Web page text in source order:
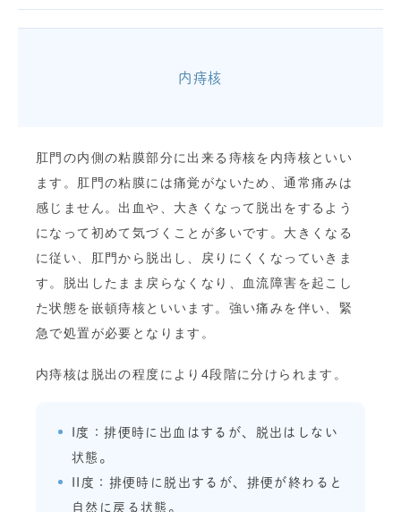
内痔核
肛門の内側の粘膜部分に出来る痔核を内痔核といい
ます。肛門の粘膜には痛覚がないため、通常痛みは
感じません。出血や、大きくなって脱出をするよう
になって初めて気づくことが多いです。大きくなる
に従い、肛門から脱出し、戻りにくくなっていきま
す。脱出したまま戻らなくなり、血流障害を起こし
た状態を嵌頓痔核といいます。強い痛みを伴い、緊
急で処置が必要となります。
内痔核は脱出の程度により4段階に分けられます。
I度：排便時に出血はするが、脱出はしない
状態。
II度：排便時に脱出するが、排便が終わると
自然に戻る状態。